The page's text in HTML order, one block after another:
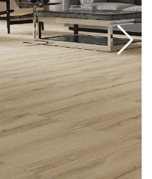
прочности,
и температурным
и выгорания.